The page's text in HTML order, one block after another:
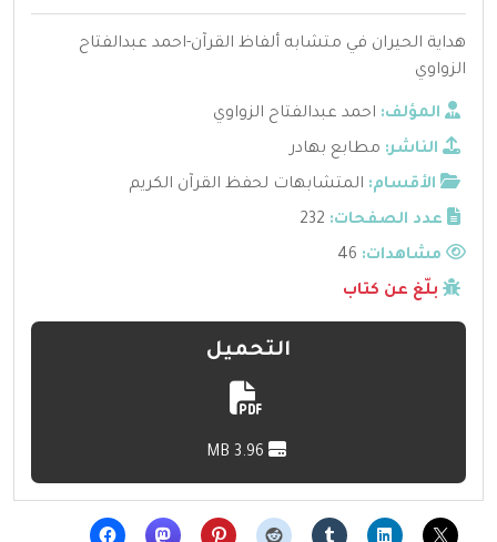
هداية الحيران في متشابه ألفاظ القرآن-احمد عبدالفتاح
الزواوي
المؤلف: احمد عبدالفتاح الزواوي
الناشر: مطابع بهادر
الأقسام: المتشابهات لحفظ القرآن الكريم
عدد الصفحات: 232
مشاهدات:
بلّغ عن كتاب
التحميل